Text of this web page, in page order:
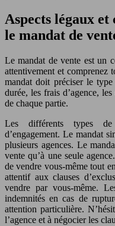
Aspects légaux
le mandat de
Le mandat de vente est un
attentivement et comprenez
mandat doit préciser le
durée, les frais d’agence,
de chaque partie.
Les différents types
d’engagement. Le mandat
plusieurs agences. Le
vente qu’à une seule
de vendre vous-même tout
attentif aux clauses
vendre par vous-même.
indemnités en cas de
attention particulière.
l’agence et à négocier les